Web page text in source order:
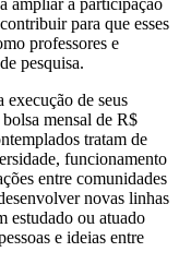
para que esses
professores e
pesquisa.
execução de seus
mensal de R$
tratam de
funcionamento
entre comunidades
novas linhas
estudado ou atuado
e ideias entre